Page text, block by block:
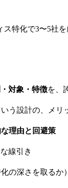
ス特化で3〜5
対象・特徴を、
う設計の、メリ
理由と回避策
線引き
の深さを取るか）